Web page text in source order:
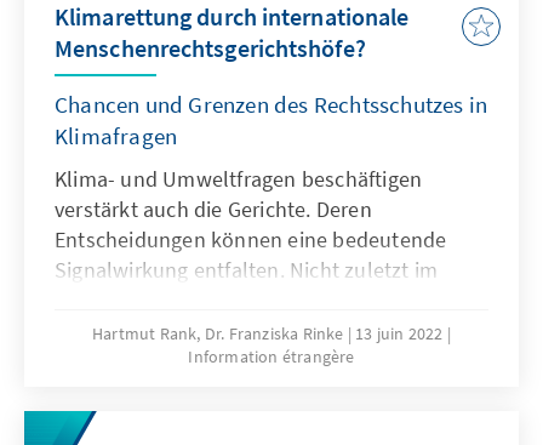
Klimarettung durch internationale
Menschenrechtsgerichtshöfe?
Chancen und Grenzen des Rechtsschutzes in
Klimafragen
Klima- und Umweltfragen beschäftigen
verstärkt auch die Gerichte. Deren
Entscheidungen können eine bedeutende
Signalwirkung entfalten. Nicht zuletzt im
Der Wirkungsbereich verschiedener
Institutionen unterscheidet sich – und die
schwierig.
Hartmut Rank, Dr. Franziska Rinke
13 juin 2022
Information étrangère